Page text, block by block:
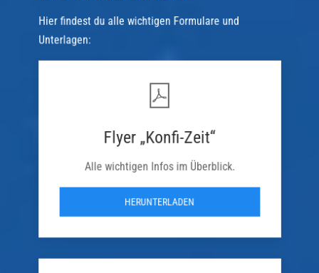
Unterlagen:
Flyer „Konfi-Zeit“
Alle wichtigen Infos im Überblick.